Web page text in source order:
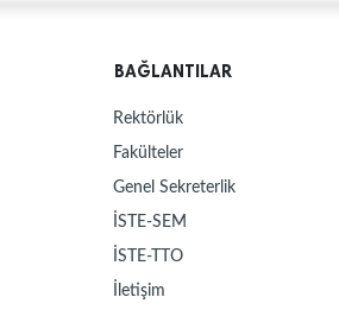
BAĞLANTILAR
Rektörlük
Fakülteler
Genel Sekreterlik
İSTE-SEM
İSTE-TTO
İletişim